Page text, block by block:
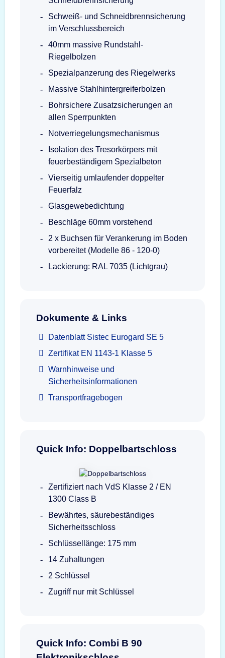
Schweiß- und Schneidbrennsicherung
im Verschlussbereich
40mm massive Rundstahl-
Riegelbolzen
Spezialpanzerung des Riegelwerks
Massive Stahlhintergreiferbolzen
Bohrsichere Zusatzsicherungen an
allen Sperrpunkten
Notverriegelungsmechanismus
Isolation des Tresorkörpers mit
feuerbeständigem Spezialbeton
Vierseitig umlaufender doppelter
Feuerfalz
Glasgewebedichtung
Beschläge 60mm vorstehend
2 x Buchsen für Verankerung im Boden
vorbereitet (Modelle 86 - 120-0)
Lackierung: RAL 7035 (Lichtgrau)
Dokumente & Links
Datenblatt Sistec Eurogard SE 5
Zertifikat EN 1143-1 Klasse 5
Warnhinweise und
Sicherheitsinformationen
Transportfragebogen
Quick Info: Doppelbartschloss
Zertifiziert nach VdS Klasse 2 / EN
1300 Class B
Bewährtes, säurebeständiges
Sicherheitsschloss
Schlüssellänge: 175 mm
14 Zuhaltungen
2 Schlüssel
Zugriff nur mit Schlüssel
Quick Info: Combi B 90